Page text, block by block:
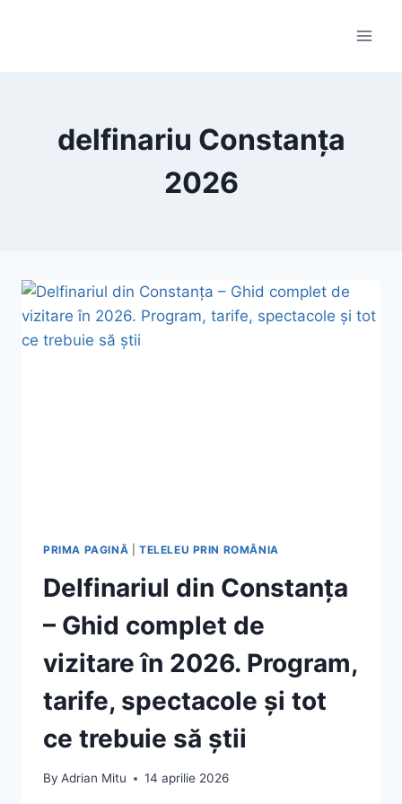
delfinariu Constanța
2026
PRIMA PAGINĂ TELELEU PRIN ROMÂNIA
Delfinariul din Constanța
– Ghid complet de
vizitare în 2026. Program,
tarife, spectacole și tot
ce trebuie să știi
By Adrian Mitu 14 aprilie 2026